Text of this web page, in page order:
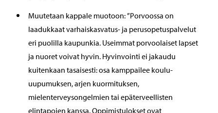
Muutetaan kappale muotoon: ”Porvoossa on
laadukkaat varhaiskasvatus- ja perusopetuspalvelut
eri puolilla kaupunkia. Useimmat porvoolaiset lapset
ja nuoret voivat hyvin. Hyvinvointi ei jakaudu
kuitenkaan tasaisesti: osa kamppailee koulu-
uupumuksen, arjen kuormituksen,
mielenterveysongelmien tai epäterveellisten
elintapojen kanssa. Oppimistulokset ovat